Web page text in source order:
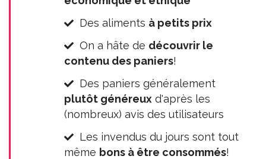
Des aliments à petits prix
On a hâte de découvrir le
contenu des paniers!
Des paniers généralement
plutôt généreux d'après les
(nombreux) avis des utilisateurs
Les invendus du jours sont tout
même bons à être consommés!